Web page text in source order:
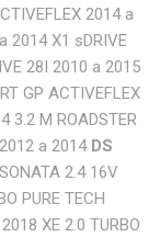
2014 a
2014 X1 sDRIVE
28I 2010 a 2015
GP ACTIVEFLEX
3.2 M ROADSTER
a 2014 DS
SONATA 2.4 16V
PURE TECH
XE 2.0 TURBO